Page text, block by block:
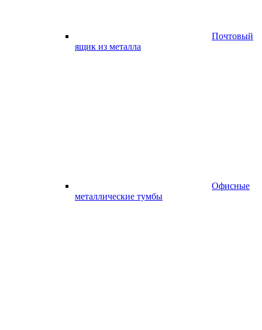
Почтовый
ящик из металла
Офисные
металлические тумбы